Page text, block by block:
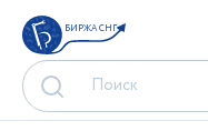
БИРЖА СНГ